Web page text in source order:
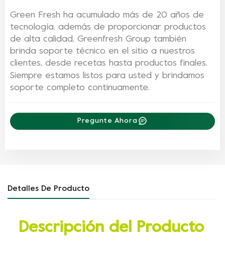
Green Fresh ha acumulado más de 20 años de
tecnología, además de proporcionar productos
de alta calidad, Greenfresh Group también
brinda soporte técnico en el sitio a nuestros
clientes, desde recetas hasta productos finales.
Siempre estamos listos para usted y brindamos
soporte completo continuamente.
Pregunte Ahora
Detalles De Producto
Descripción del Producto